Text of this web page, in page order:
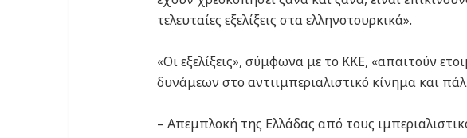
τελευταίες εξελίξεις στα ελληνοτουρκικά».
«Οι εξελίξεις», σύμφωνα με το ΚΚΕ, «απαιτούν
δυνάμεων στο αντιιμπεριαλιστικό κίνημα και
– Απεμπλοκή της Ελλάδας από τους